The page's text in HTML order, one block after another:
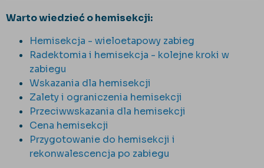
Warto wiedzieć o hemisekcji:
Hemisekcja - wieloetapowy zabieg
Radektomia i hemisekcja - kolejne kroki w
zabiegu
Wskazania dla hemisekcji
Zalety i ograniczenia hemisekcji
Przeciwwskazania dla hemisekcji
Cena hemisekcji
Przygotowanie do hemisekcji i
rekonwalescencja po zabiegu